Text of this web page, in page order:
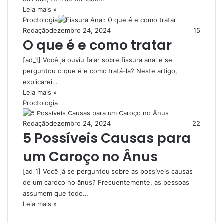
Leia mais »
Proctologia
Redaçãodezembro 24, 2024 15
O que é e como tratar
[ad_1] Você já ouviu falar sobre fissura anal e se
perguntou o que é e como tratá-la? Neste artigo,
explicarei…
Leia mais »
Proctologia
Redaçãodezembro 24, 2024 22
5 Possíveis Causas para
um Caroço no Ânus
[ad_1] Você já se perguntou sobre as possíveis causas
de um caroço no ânus? Frequentemente, as pessoas
assumem que todo…
Leia mais »